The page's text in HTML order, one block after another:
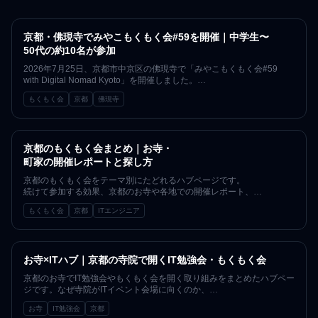
京都・佛現寺でみやこもくもく会#59を開催｜中学生〜
50代の約10名が参加
2026年7月25日、京都市中京区の佛現寺で「みやこもくもく会#59
with Digital Nomad Kyoto」を開催しました。
中学生から50代まで約10名が参加し、
お寺の本堂で各自の作業と世代を越えた交流を行った開催レポートで
もくもく会 京都 佛現寺
京都のもくもく会まとめ｜お寺・
町家の開催レポートと探し方
京都のもくもく会をテーマ別にたどれるハブページです。
続けて参加する効果、京都のお寺や各地での開催レポート、
そして参加方法の詳細記事への入口を一箇所にまとめました。
一人参加・初心者歓迎で、
もくもく会 京都 ITエンジニア
お寺×ITハブ｜京都の寺院で開くIT勉強会・もくもく会
京都のお寺でIT勉強会やもくもく会を開く取り組みをまとめたハブペー
ジです。なぜ寺院がITイベント会場に向くのか、
佛現寺や大光寺での実際の様子、
会場がブランドになる仕組みまでを一箇所からたどれます。
お寺 IT勉強会 京都